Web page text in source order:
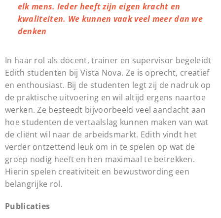
elk mens. Ieder heeft zijn eigen kracht en
kwaliteiten. We kunnen vaak veel meer dan we
denken
In haar rol als docent, trainer en supervisor begeleidt
Edith studenten bij Vista Nova. Ze is oprecht, creatief
en enthousiast. Bij de studenten legt zij de nadruk op
de praktische uitvoering en wil altijd ergens naartoe
werken. Ze besteedt bijvoorbeeld veel aandacht aan
hoe studenten de vertaalslag kunnen maken van wat
de cliënt wil naar de arbeidsmarkt. Edith vindt het
verder ontzettend leuk om in te spelen op wat de
groep nodig heeft en hen maximaal te betrekken.
Hierin spelen creativiteit en bewustwording een
belangrijke rol.
Publicaties